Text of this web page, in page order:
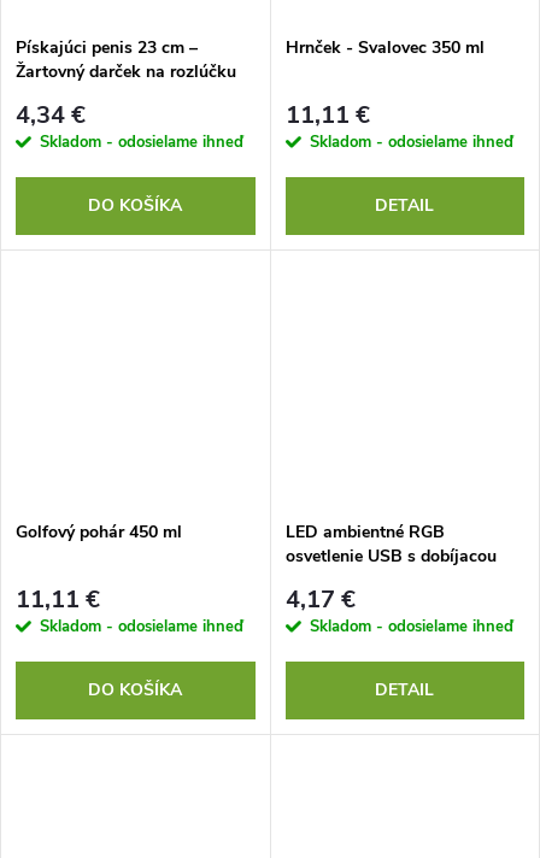
o
v
o
v
Pískajúci penis 23 cm –
Žartovný darček na rozlúčku
4,34 €
Skladom - odosielame ihneď
DO KOŠÍKA
Hrnček - Svalovec 350 ml
11,11 €
Skladom - odosielame ihneď
DETAIL
Golfový pohár 450 ml
11,11 €
Skladom - odosielame ihneď
DO KOŠÍKA
LED ambientné RGB
osvetlenie USB s dobíjacou
4,17 €
Skladom - odosielame ihneď
DETAIL